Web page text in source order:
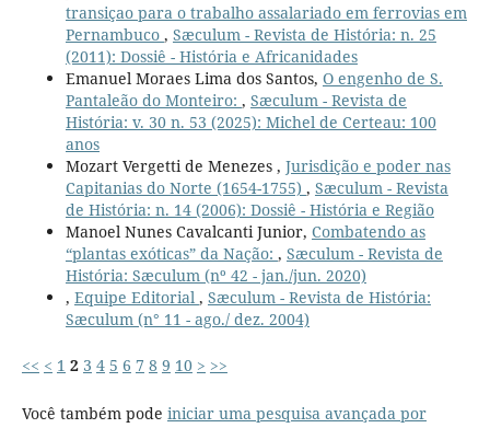
transiçao para o trabalho assalariado em ferrovias em
Pernambuco , Sæculum - Revista de História: n. 25
(2011): Dossiê - História e Africanidades
Emanuel Moraes Lima dos Santos, O engenho de S.
Pantaleão do Monteiro: , Sæculum - Revista de
História: v. 30 n. 53 (2025): Michel de Certeau: 100
anos
Mozart Vergetti de Menezes , Jurisdição e poder nas
Capitanias do Norte (1654-1755) , Sæculum - Revista
de História: n. 14 (2006): Dossiê - História e Região
Manoel Nunes Cavalcanti Junior, Combatendo as
“plantas exóticas” da Nação: , Sæculum - Revista de
História: Sæculum (nº 42 - jan./jun. 2020)
, Equipe Editorial , Sæculum - Revista de História:
Sæculum (n° 11 - ago./ dez. 2004)
<< < 1 2 3 4 5 6 7 8 9 10 > >>
Você também pode iniciar uma pesquisa avançada por